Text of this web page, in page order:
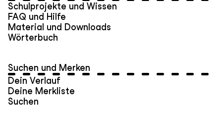
Schulprojekte und Wissen
FAQ und Hilfe
Material und Downloads
Wörterbuch
Suchen und Merken
Dein Verlauf
Deine Merkliste
Suchen